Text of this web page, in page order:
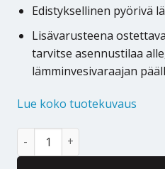
Edistyksellinen pyörivä
Lisävarusteena
tarvitse asennustilaa
lämminvesivaraajan
Lue koko tuotekuvaus
Ilmanvaihtokone Enervent Salla